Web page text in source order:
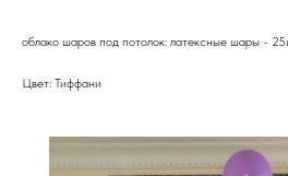
облако шаров под потолок: латексные шары -
Цвет: Тиффани